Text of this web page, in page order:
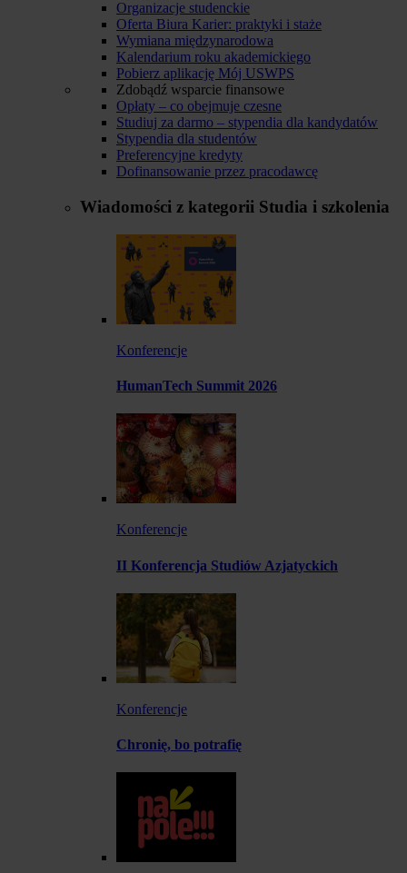
Organizacje studenckie
Oferta Biura Karier: praktyki i staże
Wymiana międzynarodowa
Kalendarium roku akademickiego
Pobierz aplikację Mój USWPS
Zdobądź wsparcie finansowe
Opłaty – co obejmuje czesne
Studiuj za darmo – stypendia dla kandydatów
Stypendia dla studentów
Preferencyjne kredyty
Dofinansowanie przez pracodawcę
Wiadomości z kategorii Studia i szkolenia
Konferencje
HumanTech Summit 2026
Konferencje
II Konferencja Studiów Azjatyckich
Konferencje
Chronię, bo potrafię